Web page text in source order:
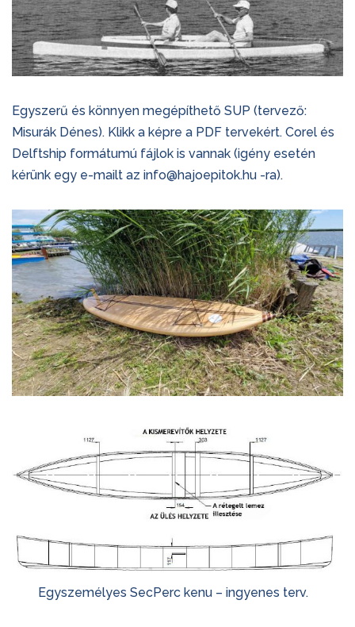
Egyszerű és könnyen megépíthető SUP (tervező:
Misurák Dénes). Klikk a képre a PDF tervekért. Corel és
Delftship formátumú fájlok is vannak (igény esetén
kérünk egy e-mailt az info@hajoepitok.hu -ra).
Egyszemélyes SecPerc kenu – ingyenes terv.